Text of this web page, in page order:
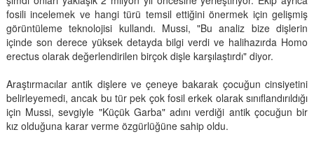
fosili incelemek ve hangi türü temsil ettiğini önermek için gelişmiş
görüntüleme teknolojisi kullandı. Mussi, "Bu analiz bize dişlerin
içinde son derece yüksek detayda bilgi verdi ve halihazırda Homo
erectus olarak değerlendirilen birçok dişle karşılaştırdı" diyor.
Araştırmacılar antik dişlere ve çeneye bakarak çocuğun cinsiyetini
belirleyemedi, ancak bu tür pek çok fosil erkek olarak sınıflandırıldığı
için Mussi, sevgiyle "Küçük Garba" adını verdiği antik çocuğun bir
kız olduğuna karar verme özgürlüğüne sahip oldu.